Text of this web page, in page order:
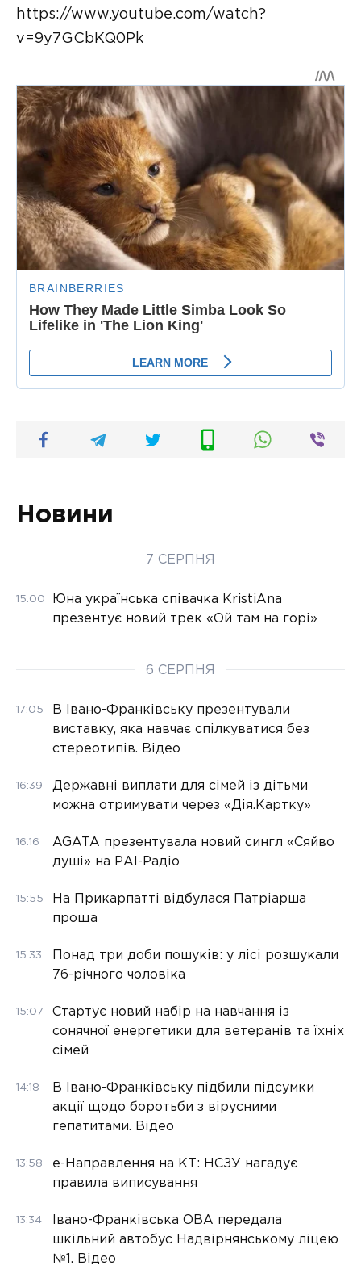
https://www.youtube.com/watch?
v=9y7GCbKQ0Pk
Новини
7 СЕРПНЯ
15:00
Юна українська співачка KristiAna
презентує новий трек «Ой там на горі»
6 СЕРПНЯ
17:05
В Івано-Франківську презентували
виставку, яка навчає спілкуватися без
стереотипів. Відео
16:39
Державні виплати для сімей із дітьми
можна отримувати через «Дія.Картку»
16:16
AGATA презентувала новий сингл «Сяйво
душі» на РАІ-Радіо
15:55
На Прикарпатті відбулася Патріарша
проща
15:33
Понад три доби пошуків: у лісі розшукали
76-річного чоловіка
15:07
Стартує новий набір на навчання із
сонячної енергетики для ветеранів та їхніх
сімей
14:18
В Івано-Франківську підбили підсумки
акції щодо боротьби з вірусними
гепатитами. Відео
13:58
е-Направлення на КТ: НСЗУ нагадує
правила виписування
13:34
Івано-Франківська ОВА передала
шкільний автобус Надвірнянському ліцею
№1. Відео